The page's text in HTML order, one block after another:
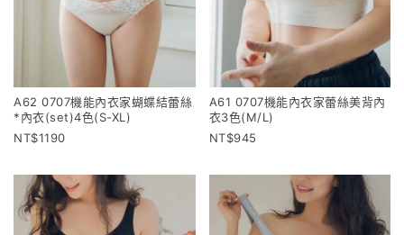
A62 0707機能內衣家蝴蝶結蕾絲
*內衣(set)4色(S-XL)
1190
A61 0707機能內衣家蕾絲美背內
衣3色(M/L)
945